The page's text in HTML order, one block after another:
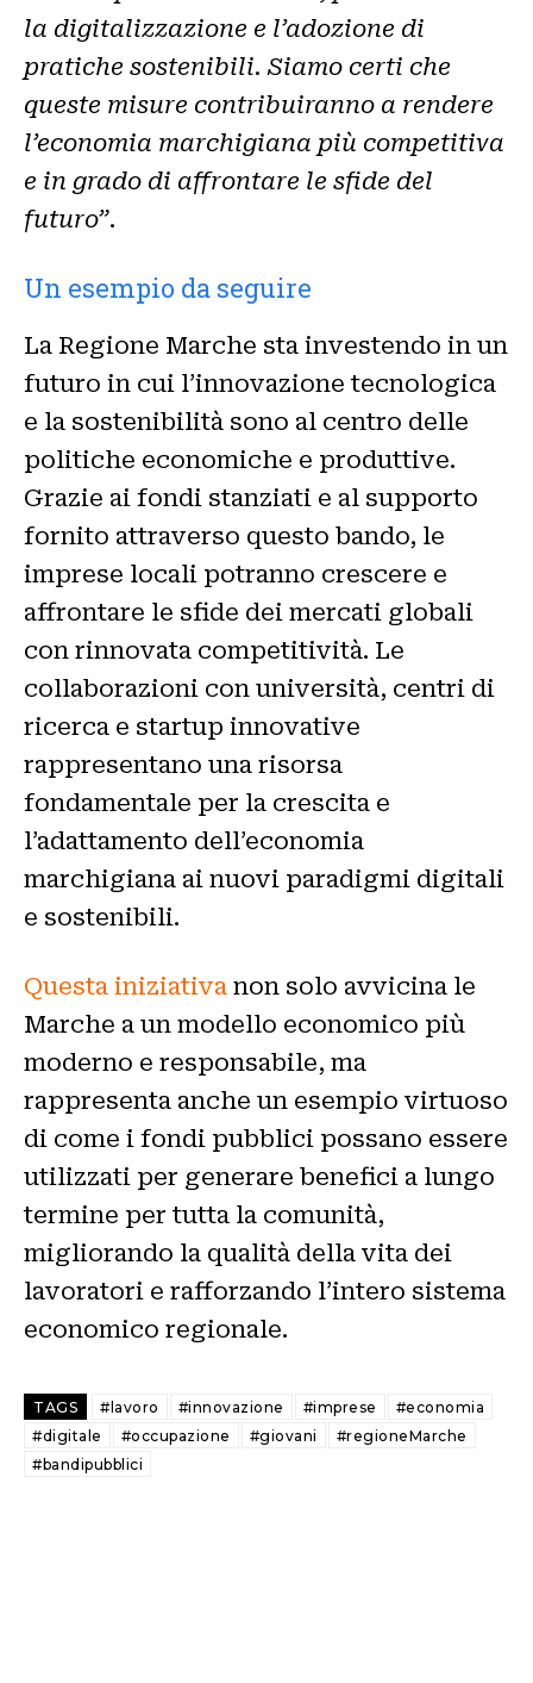
la digitalizzazione e l’adozione di
pratiche sostenibili. Siamo certi che
queste misure contribuiranno a rendere
l’economia marchigiana più competitiva
e in grado di affrontare le sfide del
futuro”.
Un esempio da seguire
La Regione Marche sta investendo in un
futuro in cui l’innovazione tecnologica
e la sostenibilità sono al centro delle
politiche economiche e produttive.
Grazie ai fondi stanziati e al supporto
fornito attraverso questo bando, le
imprese locali potranno crescere e
affrontare le sfide dei mercati globali
con rinnovata competitività. Le
collaborazioni con università, centri di
ricerca e startup innovative
rappresentano una risorsa
fondamentale per la crescita e
l’adattamento dell’economia
marchigiana ai nuovi paradigmi digitali
e sostenibili.
Questa iniziativa non solo avvicina le
Marche a un modello economico più
moderno e responsabile, ma
rappresenta anche un esempio virtuoso
di come i fondi pubblici possano essere
utilizzati per generare benefici a lungo
termine per tutta la comunità,
migliorando la qualità della vita dei
lavoratori e rafforzando l’intero sistema
economico regionale.
TAGS #lavoro #innovazione #imprese
#economia
#digitale
#occupazione #giovani
#regioneMarche
#bandipubblici